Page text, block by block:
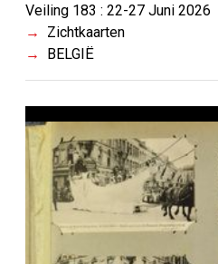
Veiling 183 : 22-27 Juni 2026
Zichtkaarten
BELGIË